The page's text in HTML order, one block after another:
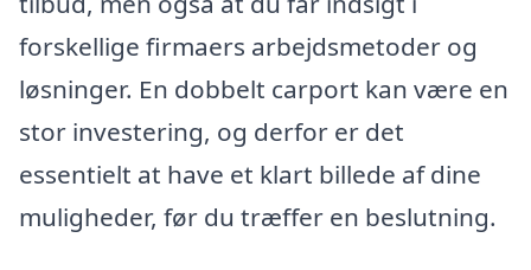
forskellige firmaers arbejdsmetoder og
løsninger. En dobbelt carport kan være en
stor investering, og derfor er det
essentielt at have et klart billede af dine
muligheder, før du træffer en beslutning.